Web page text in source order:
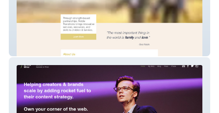
Nobletransitions